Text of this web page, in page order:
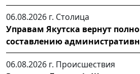
06.08.2026 г. Столица
Управам Якутска вернут
составлению
06.08.2026 г. Происшествия